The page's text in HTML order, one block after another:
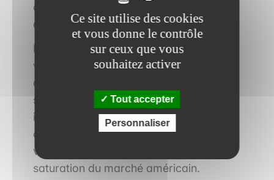
concurrence accrue de rivaux disposant
de ressources financières plus solides.
Bien que Subway ait espéré une
valorisation dépassant les 10 milliards
de dollars en raison de la renommée de
sa marque et de sa présence
internationale, les acquéreurs potentiels
ont contre-argumenté en évoquant une
valorisation moindre en raison de la
saturation du marché américain.
Ce site utilise des cookies
et vous donne le contrôle
sur ceux que vous
souhaitez activer
Tout accepter
Personnaliser